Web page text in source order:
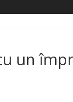
un